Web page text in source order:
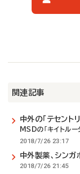
関連記事
中外の「テセント
MSDの「キイトルー
2018/7/26 23:17
中外製薬、シン
2018/7/26 21:45